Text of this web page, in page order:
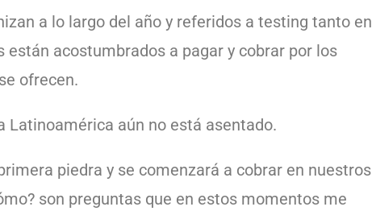
a lo largo del año y referidos a testing tanto en
están acostumbrados a pagar y cobrar por los
ofrecen.
Latinoamérica aún no está asentado.
piedra y se comenzará a cobrar en nuestros
son preguntas que en estos momentos me